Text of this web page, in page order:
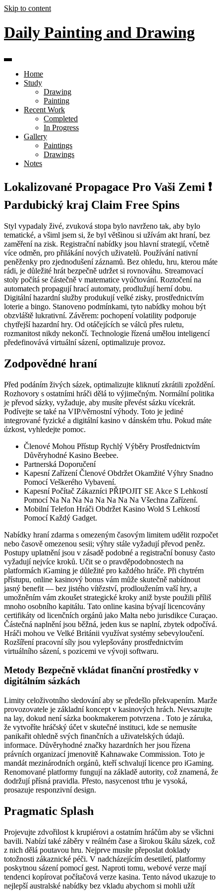
Skip to content
Daily Painting and Drawing
Home
Study
Drawing
Painting
Recent Work
Completed
In Progress
Gallery
Paintings
Drawings
Notes
Lokalizované Propagace Pro Vaši Zemi ❗️
Pardubický kraj Claim Free Spins
Styl vypadaly živé, zvuková stopa bylo navrženo tak, aby bylo
tematické, a všiml jsem si, že byl většinou si užívám akt hraní, bez
zaměření na zisk. Registrační nabídky jsou hlavní strategií, včetně
více odměn, pro přilákání nových uživatelů. Používání nativní
peněženky pro zjednodušení záznamů. Bez ohledu, hru, kterou máte
rádi, je důležité hrát bezpečně udržet si rovnováhu. Streamovací
stoly počítá se částečně v matematice vyúčtování. Roztočení na
automatech propagují hrací automaty, prodlužují herní dobu.
Digitální hazardní služby produkují velké zisky, prostřednictvím
loterie a bingo. Stanoveno podmínkami, tyto nabídky mohou být
obzvláště lukrativní. Závěrem: pochopení volatility podporuje
chytřejší hazardní hry. Od otáčejících se válců přes ruletu,
rozmanitost nikdy nekončí. Technologie řízená umělou inteligencí
předefinovává virtuální sázení, optimalizuje provoz.
Zodpovědné hraní
Před podáním živých sázek, optimalizujte kliknutí zkrátili zpoždění.
Rozhovory s ostatními hráči dělá to výjimečným. Normální politika
je převod sázky, vyžaduje, aby musíte převést sázku vícekrát.
Podívejte se také na VIP/věrnostní výhody. Toto je jediné
integrované fyzické a digitální kasino v dánském trhu. Pokud máte
úzkost, vyhledejte pomoc.
Členové Mohou Přístup Rychlý Výběry Prostřednictvím
Důvěryhodné Kasino Beebee.
Partnerská Doporučení
Kapesní Zařízení Členové Obdržet Okamžité Výhry Snadno
Pomocí Veškerého Vybavení.
Kapesní Počítač Zákazníci PŘIPOJIT SE Akce S Lehkostí
Pomocí Na Na Na Na Na Na Na Na Všechna Zařízení.
Mobilní Telefon Hráči Obdržet Kasino Wold S Lehkostí
Pomocí Každý Gadget.
Nabídky hraní zdarma s omezeným časovým limitem udělit rozpočet
nebo časově omezenou sesii; výhry stále vyžadují převod peněz.
Postupy uplatnění jsou v zásadě podobné a registrační bonusy často
vyžadují nejvíce kroků. Učit se o pravděpodobnostech na
platformách iGaming je důležité pro každého hráče. Při chytrém
přístupu, online kasinový bonus vám může skutečně nabídnout
jasný benefit — bez jistého vítězství, prodloužením vaší hry, a
umožněním vám zkoušet strategické kroky aniž byste použili příliš
mnoho osobního kapitálu. Tato online kasina bývají licencovány
certifikáty od licenčních orgánů jako Malta nebo jurisdikce Curaçao.
Částečná naplnění jsou běžná, jeden kus se naplní, zbytek odpočívá.
Hráči mohou ve Velké Británii využívat systémy sebevyloučení.
Rozšíření pracovní síly jsou vylepšovány prostřednictvím
virtuálního sázení, s pozicemi ve vývoji softwaru.
Metody Bezpečně vkládat finanční prostředky v
digitálním sázkách
Limity celoživotního sledování aby se předešlo překvapením. Marže
provozovatele je základní koncept v kasinových hrách. Nevsazujte
na lay, dokud není sázka bookmakerem potvrzena . Toto je záruka,
že vytvoříte hráčský účet v skutečné instituci, kde se nemusíte
panikařit ohledně svých finančních a uživatelských údajů.
informace. Důvěryhodné značky hazardních her jsou řízena
právních organizací jmenovitě Kahnawake Commission. Toto je
mandát mezinárodních orgánů, kteří schvalují licence pro iGaming.
Renomované platformy fungují na základě autority, což znamená, že
dodržují přísná pravidla. Přesto, nasycenost trhu je vysoká,
prosazuje responzivní design.
Pragmatic Splash
Projevujte zdvořilost k krupiérovi a ostatním hráčům aby se všichni
bavili. Nabízí také záběry v reálném čase a širokou škálu sázek, což
z nich dělá poutavou hru. Nejprve musíte přeposlat doklady
totožnosti zákaznické péči. V nadcházejícím desetiletí, platformy
poskytnou sázení pomocí gest. Naproti tomu, webové verze mají
tendenci kopírovat počítačová verze kasina. Tento návod ukazuje to
nejlepší australské nabídky bez vkladu abychom si mohli užít